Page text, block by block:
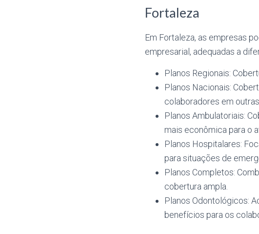
Fortaleza
Em Fortaleza, as empresas
empresarial, adequadas a
Planos Regionais:
Planos Nacionais:
colaboradores em
Planos Ambulatoriais:
mais econômica para o
Planos Hospitalares:
para situações de
Planos Completos:
cobertura ampla.
Planos Odontológicos:
benefícios para os